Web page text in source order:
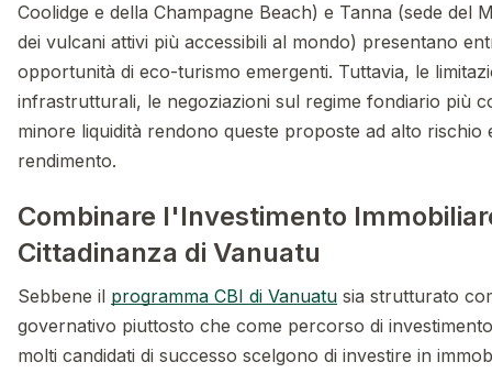
Coolidge e della Champagne Beach) e Tanna (sede del
dei vulcani attivi più accessibili al mondo) presentano
opportunità di eco-turismo emergenti. Tuttavia, le
infrastrutturali, le negoziazioni sul regime fondiario più
minore liquidità rendono queste proposte ad alto rischio
rendimento.
Combinare l'Investimento
Cittadinanza di Vanuatu
Sebbene il programma CBI di Vanuatu sia strutturato
governativo piuttosto che come percorso di
molti candidati di successo scelgono di investire in